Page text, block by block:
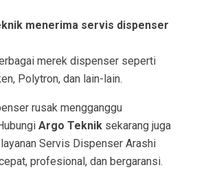
menerima servis dispenser
merek dispenser seperti
Polytron, dan lain-lain.
rusak mengganggu
Argo Teknik sekarang juga
Servis Dispenser Arashi
profesional, dan bergaransi.